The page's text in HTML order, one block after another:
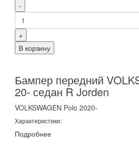
-
+
В корзину
Бампер передний
20- седан R Jorden
VOLKSWAGEN Polo 2020-
Характеристики:
Подробнее